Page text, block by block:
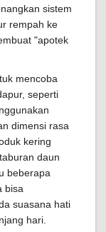
sistem
rempah ke
"apotek
mencoba
seperti
dimensi rasa
kering
daun
beberapa
bisa
suasana hati
hari.